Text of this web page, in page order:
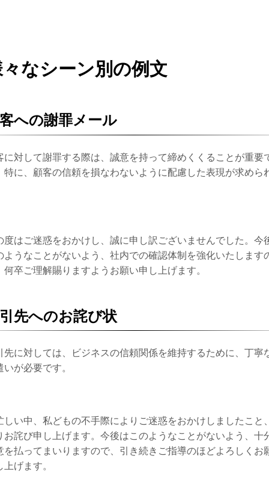
なシーン別の例文
への謝罪メール
に対して謝罪する際は、誠意を持って締めくくることが重要
特に、顧客の信頼を損なわないように配慮した表現が求めら
度はご迷惑をおかけし、誠に申し訳ございませんでした。今
ようなことがないよう、社内での確認体制を強化いたします
何卒ご理解賜りますようお願い申し上げます。
先へのお詫び状
先に対しては、ビジネスの信頼関係を維持するために、丁寧
いが必要です。
しい中、私どもの不手際によりご迷惑をおかけしましたこと
お詫び申し上げます。今後はこのようなことがないよう、十
を払ってまいりますので、引き続きご指導のほどよろしくお
上げます。